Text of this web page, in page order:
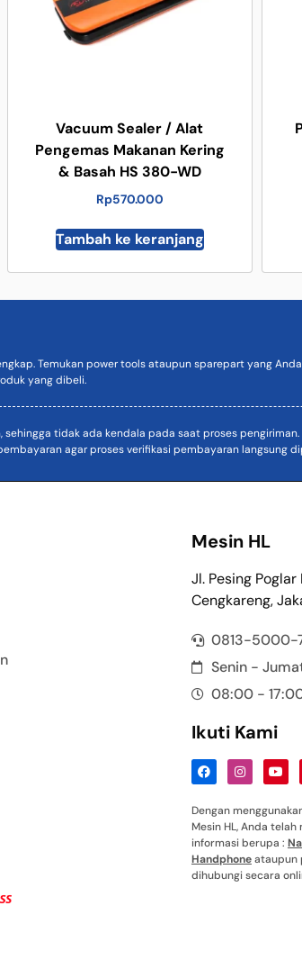
Vacuum Sealer / Alat
Pengemas Makanan Kering
& Basah HS 380-WD
Rp570.000
Tambah ke keranjang
Temukan power tools ataupun sparepart yang
yang dibeli.
tidak ada kendala pada saat proses
agar proses verifikasi pembayaran langsung
Mesin HL
Jl. Pesing Poglar
Cengkareng,
0813-5000-
Senin -
08:00 -
Ikuti Kami
Dengan
Mesin HL, Anda
informasi berupa :
Handphoneataupun
dihubungi secara